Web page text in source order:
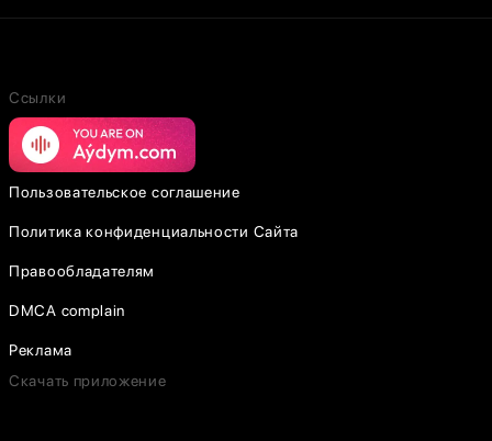
Ссылки
Пользовательское соглашение
Политика конфиденциальности Сайта
Правообладателям
DMCA complain
Реклама
Скачать приложение